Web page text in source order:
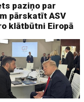
paziņo par
pārskatīt ASV
klātbūtni Eiropā